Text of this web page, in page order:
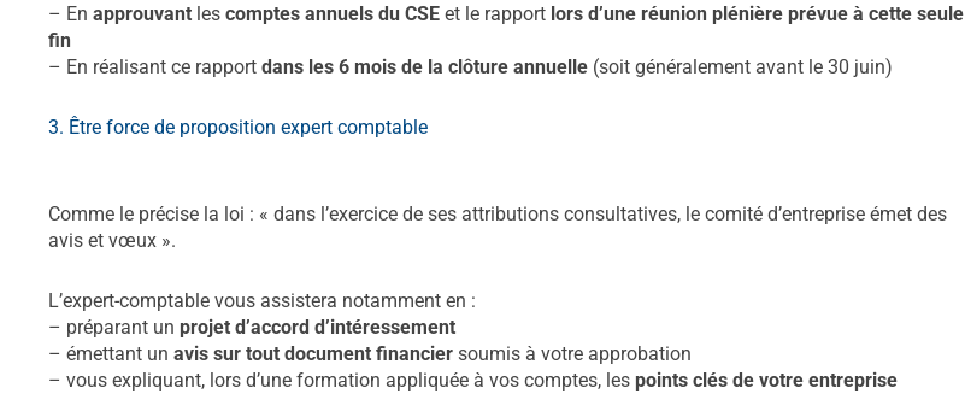
– En approuvant les comptes annuels du CSE et le rapport lors d’une réunion plénière prévue à cette seule
fin
– En réalisant ce rapport dans les 6 mois de la clôture annuelle (soit généralement avant le 30 juin)
3. Être force de proposition expert comptable
Comme le précise la loi : « dans l’exercice de ses attributions consultatives, le comité d’entreprise émet des
avis et vœux ».
L’expert-comptable vous assistera notamment en :
– préparant un projet d’accord d’intéressement
– émettant un avis sur tout document financier soumis à votre approbation
– vous expliquant, lors d’une formation appliquée à vos comptes, les points clés de votre entreprise